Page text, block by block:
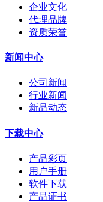
企业文化
代理品牌
资质荣誉
新闻中心
公司新闻
行业新闻
新品动态
下载中心
产品彩页
用户手册
软件下载
产品证书